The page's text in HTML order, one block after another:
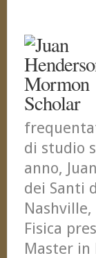
di studio
anno,
dei Santi
Fisica
Master in